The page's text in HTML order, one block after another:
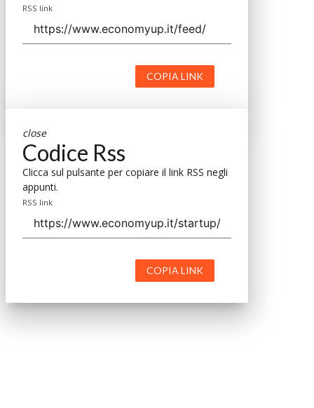
RSS link
COPIA LINK
close
Codice Rss
Clicca sul pulsante per copiare il link RSS negli
appunti.
RSS link
COPIA LINK